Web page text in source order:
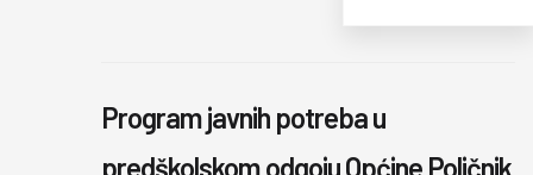
Program javnih potreba u
predškolskom odgoju Općine Poličnik